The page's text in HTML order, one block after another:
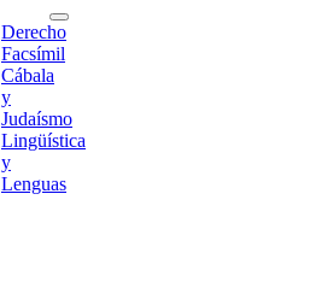
Derecho
Facsímil
Cábala
y
Judaísmo
Lingüística
y
Lenguas